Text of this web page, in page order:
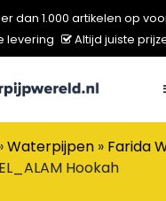
dan 1.000 artikelen op
levering
Altijd juiste
Waterpijpen » Farida
Hookah